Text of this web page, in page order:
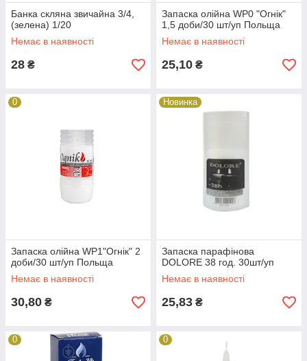
Банка скляна звичайна 3/4,
(зелена) 1/20
Немає в наявності
28 ₴
Запаска олійна WP0 "Огнік"
1,5 доби/30 шт/уп Польща
Немає в наявності
25,10 ₴
0
Запаска олійна WP1"Огнік" 2
доби/30 шт/уп Польща
Немає в наявності
30,80 ₴
Новинка
Запаска парафінова
DOLORE 38 год. 30шт/уп
Немає в наявності
25,83 ₴
0 0